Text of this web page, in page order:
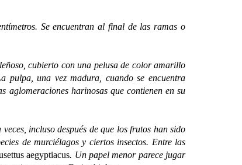
Se encuentran al final de las ramas o
cubierto con una pelusa de color amarillo
pulpa, una vez madura, cuando se encuentra
aglomeraciones harinosas que contienen en su
incluso después de que los frutos han sido
de murciélagos y ciertos insectos. Entre las
aegyptiacus. Un papel menor parece jugar